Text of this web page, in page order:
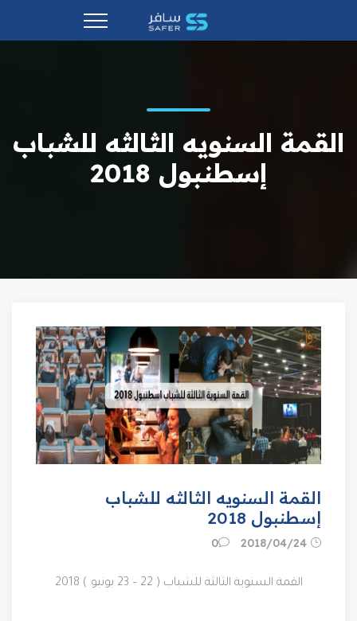
القمة السنويه الثالثه للشباب
إسطنبول 2018
القمة السنويه الثالثه للشباب
إسطنبول 2018
0
القمة السنوية الثالثة للشباب ( 22 – 23 يونيو ) 2018